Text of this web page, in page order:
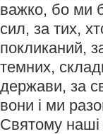
важко, бо ми
сил, за тих,
покликаний,
темних,
держави, за
вони і ми
Святому наші